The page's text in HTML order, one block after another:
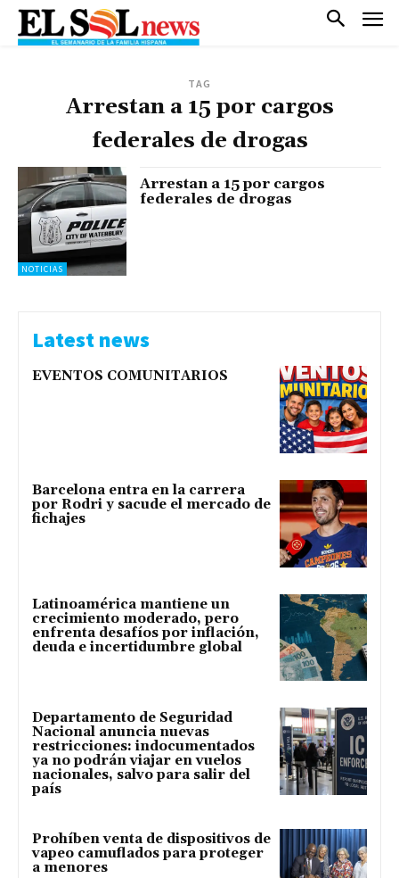
TAG
Arrestan a 15 por cargos
federales de drogas
NOTICIAS
Arrestan a 15 por cargos
federales de drogas
Latest news
EVENTOS COMUNITARIOS
Barcelona entra en la carrera
por Rodri y sacude el mercado de
fichajes
Latinoamérica mantiene un
crecimiento moderado, pero
enfrenta desafíos por inflación,
deuda e incertidumbre global
Departamento de Seguridad
Nacional anuncia nuevas
restricciones: indocumentados
ya no podrán viajar en vuelos
nacionales, salvo para salir del
país
Prohíben venta de dispositivos de
vapeo camuflados para proteger
a menores